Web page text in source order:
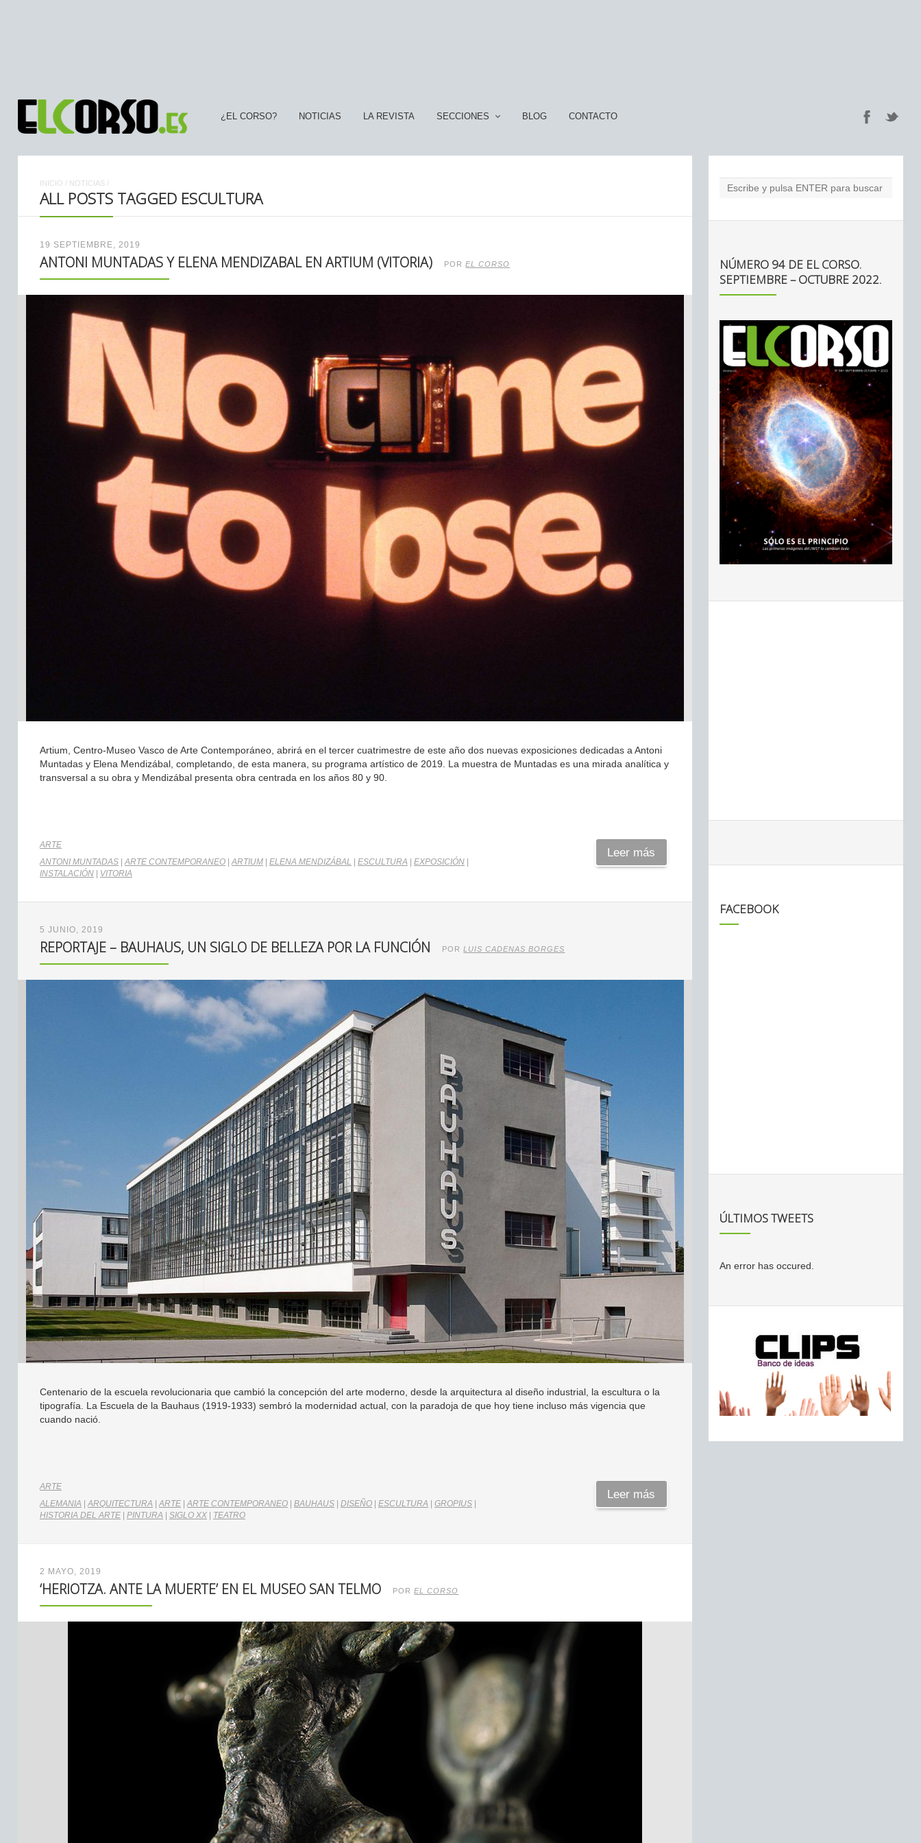
¿EL CORSO? NOTICIAS LA REVISTA SECCIONES BLOG CONTACTO
INICIO / NOTICIAS /
ALL POSTS TAGGED ESCULTURA
19 SEPTIEMBRE, 2019
ANTONI MUNTADAS Y ELENA MENDIZABAL EN ARTIUM (VITORIA) POREL CORSO
Artium, Centro-Museo Vasco de Arte Contemporáneo, abrirá en el tercer cuatrimestre de este año dos nuevas exposiciones dedicadas a Antoni
Muntadas y Elena Mendizábal, completando, de esta manera, su programa artístico de 2019. La muestra de Muntadas es una mirada analítica y
transversal a su obra y Mendizábal presenta obra centrada en los años 80 y 90.
ARTE
ANTONI MUNTADAS |ARTE CONTEMPORANEO |ARTIUM ELENA MENDIZÁBAL ESCULTURA EXPOSICIÓN
INSTALACIÓN
VITORIA
Leer más
5 JUNIO, 2019
REPORTAJE – BAUHAUS, UN SIGLO DE BELLEZA POR LA FUNCIÓN PORLUIS CADENAS BORGES
Centenario de la escuela revolucionaria que cambió la concepción del arte moderno, desde la arquitectura al diseño industrial, la escultura o la
tipografía. La Escuela de la Bauhaus (1919-1933) sembró la modernidad actual, con la paradoja de que hoy tiene incluso más vigencia que
cuando nació.
ARTE
ALEMANIA |ARQUITECTURA |ARTE |ARTE CONTEMPORANEO BAUHAUS DISEÑO ESCULTURA GROPIUS
HISTORIA DEL ARTE
PINTURA SIGLO XX TEATRO
Leer más
2 MAYO, 2019
‘HERIOTZA. ANTE LA MUERTE’ EN EL MUSEO SAN TELMO POREL CORSO
NÚMERO 94 DE EL CORSO.
SEPTIEMBRE – OCTUBRE 2022.
FACEBOOK
ÚLTIMOS TWEETS
An error has occured.